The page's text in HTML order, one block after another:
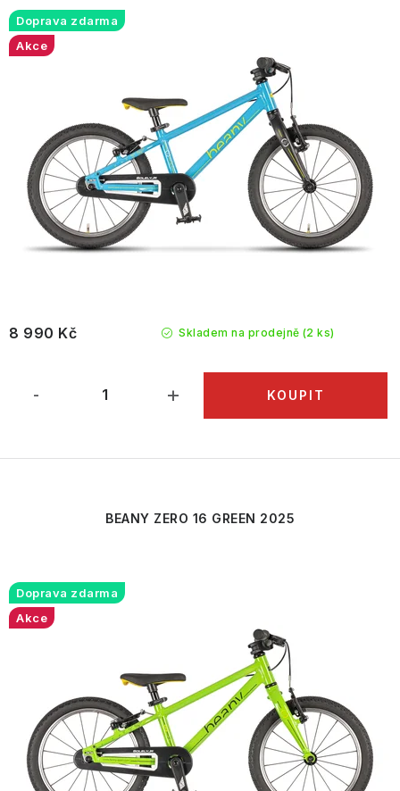
u
k
t
d
u
k
Doprava zdarma
Akce
Skladem na prodejně (2 ks)
8 990 Kč
BEANY ZERO 16 GREEN 2025
Doprava zdarma
Akce